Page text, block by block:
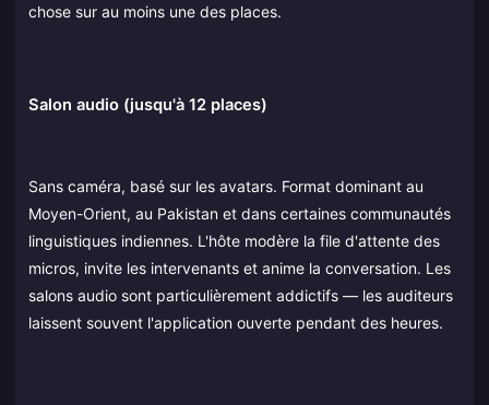
chose sur au moins une des places.
Salon audio (jusqu'à 12 places)
Sans caméra, basé sur les avatars. Format dominant au
Moyen-Orient, au Pakistan et dans certaines communautés
linguistiques indiennes. L'hôte modère la file d'attente des
micros, invite les intervenants et anime la conversation. Les
salons audio sont particulièrement addictifs — les auditeurs
laissent souvent l'application ouverte pendant des heures.